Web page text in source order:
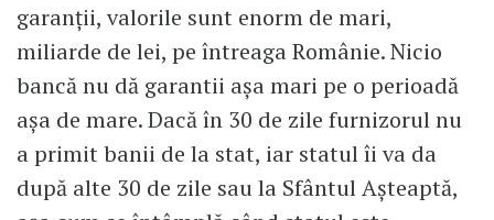
garanții, valorile sunt enorm de mari,
miliarde de lei, pe întreaga Românie. Nicio
bancă nu dă garantii așa mari pe o perioadă
așa de mare. Dacă în 30 de zile furnizorul nu
a primit banii de la stat, iar statul îi va da
după alte 30 de zile sau la Sfântul Așteaptă,